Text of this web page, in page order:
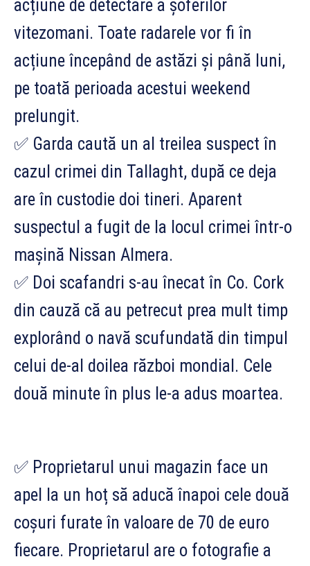
acțiune de detectare a șoferilor
vitezomani. Toate radarele vor fi în
acțiune începând de astăzi și până luni,
pe toată perioada acestui weekend
prelungit.
✅ Garda caută un al treilea suspect în
cazul crimei din Tallaght, după ce deja
are în custodie doi tineri. Aparent
suspectul a fugit de la locul crimei într-o
mașină Nissan Almera.
✅ Doi scafandri s-au înecat în Co. Cork
din cauză că au petrecut prea mu lt timp
explorând o navă scufundată din timpul
celui de-al doilea război mondial. Cele
două minute în plus le-a adus moartea.
✅ Proprietarul unui magazin face un
apel la un hoț să aducă înapoi cele două
coșuri furate în valoare de 70 de euro
fiecare. Proprietarul are o fotografie a